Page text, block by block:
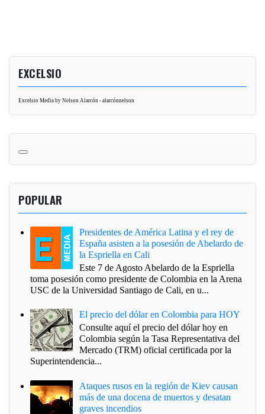
EXCELSIO
Excelsio Media by Nelson Alarcón - alarcónnelson
POPULAR
Presidentes de América Latina y el rey de
España asisten a la posesión de Abelardo de
la Espriella en Cali
Este 7 de Agosto Abelardo de la Espriella
toma posesión como presidente de Colombia en la Arena
USC de la Universidad Santiago de Cali, en u...
El precio del dólar en Colombia para HOY
Consulte aquí el precio del dólar hoy en
Colombia según la Tasa Representativa del
Mercado (TRM) oficial certificada por la
Superintendencia...
Ataques rusos en la región de Kiev causan
más de una docena de muertos y desatan
graves incendios